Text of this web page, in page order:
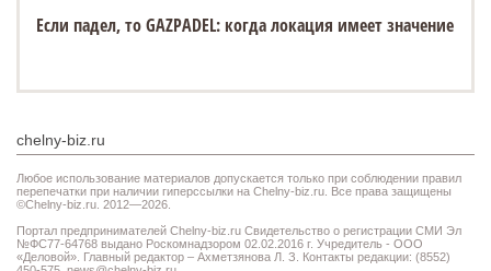
Если падел, то GAZPADEL: когда локация имеет значение
chelny-biz.ru
Любое использование материалов допускается только при соблюдении правил
перепечатки при наличии гиперссылки на Chelny-biz.ru. Все права защищены
©Chelny-biz.ru. 2012—2026.
Портал предпринимателей Chelny-biz.ru Свидетельство о регистрации СМИ Эл
№ФС77-64768 выдано Роскомнадзором 02.02.2016 г. Учредитель - ООО
«Деловой». Главный редактор – Ахметзянова Л. З. Контакты редакции: (8552)